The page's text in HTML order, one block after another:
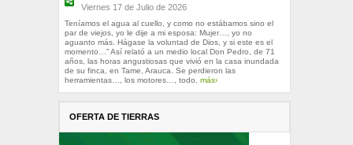
Viernes 17 de Julio de 2026
Teníamos el agua al cuello, y como no estábamos sino el
par de viejos, yo le dije a mi esposa: Mujer…, yo no
aguanto más. Hágase la voluntad de Dios, y si este es el
momento…” Así relató a un medio local Don Pedro, de 71
años, las horas angustiosas que vivió en la casa inundada
de su finca, en Tame, Arauca. Se perdieron las
herramientas…, los motores…, todo. más›
OFERTA DE TIERRAS